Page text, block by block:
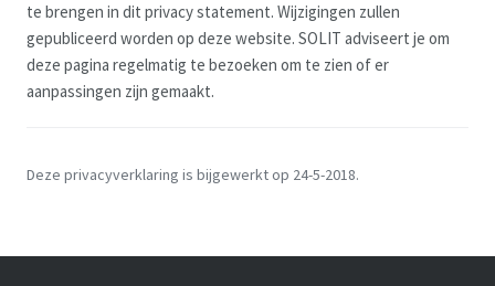
te brengen in dit privacy statement. Wijzigingen zullen
gepubliceerd worden op deze website. SOLIT adviseert je om
deze pagina regelmatig te bezoeken om te zien of er
aanpassingen zijn gemaakt.
Deze privacyverklaring is bijgewerkt op 24-5-2018.